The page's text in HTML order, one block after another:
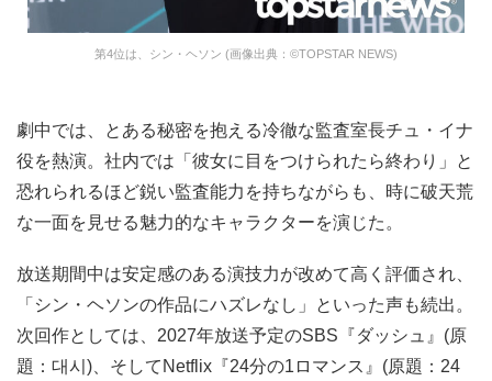
第4位は、シン・ヘソン (画像出典：©TOPSTAR NEWS)
劇中では、とある秘密を抱える冷徹な監査室長チュ・イナ
役を熱演。社内では「彼女に目をつけられたら終わり」と
恐れられるほど鋭い監査能力を持ちながらも、時に破天荒
な一面を見せる魅力的なキャラクターを演じた。
放送期間中は安定感のある演技力が改めて高く評価され、
「シン・ヘソンの作品にハズレなし」といった声も続出。
次回作としては、2027年放送予定のSBS『ダッシュ』(原
題：대시)、そしてNetflix『24分の1ロマンス』(原題：24